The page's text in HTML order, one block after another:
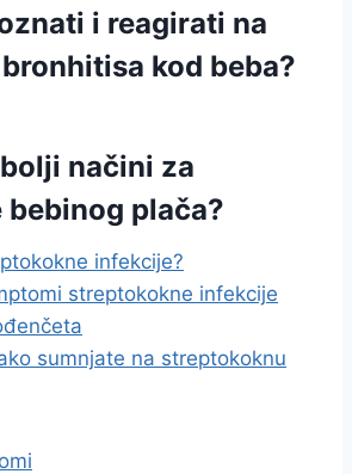
i reagirati na
kod beba?
načini za
plača?
infekcije?
streptokokne infekcije
sumnjate na streptokoknu